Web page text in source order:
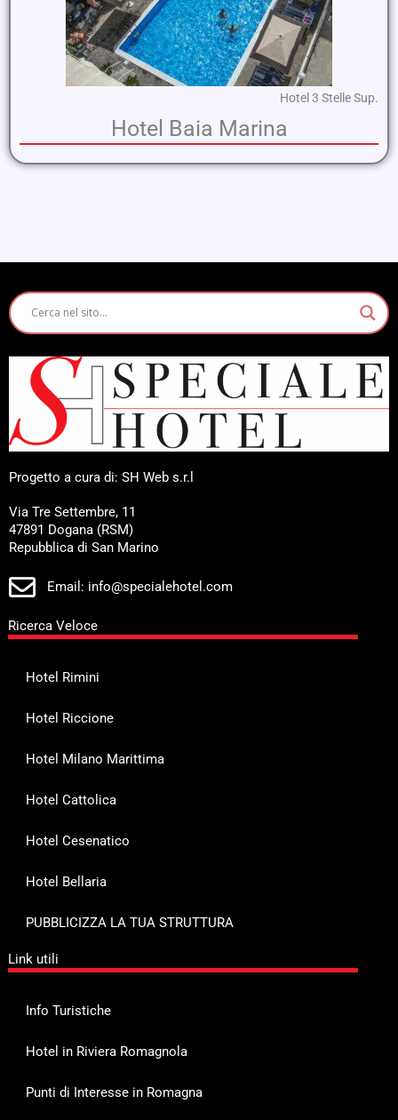
Hotel 3 Stelle Sup.
Hotel Baia Marina
Progetto a cura di: SH Web s.r.l
Via Tre Settembre, 11
47891 Dogana (RSM)
Repubblica di San Marino
Email: info@specialehotel.com
Ricerca Veloce
Hotel Rimini
Hotel Riccione
Hotel Milano Marittima
Hotel Cattolica
Hotel Cesenatico
Hotel Bellaria
PUBBLICIZZA LA TUA STRUTTURA
Link utili
Info Turistiche
Hotel in Riviera Romagnola
Punti di Interesse in Romagna